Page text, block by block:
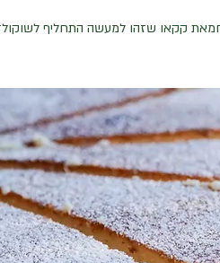
קקאו שזהו למעשה התחליף